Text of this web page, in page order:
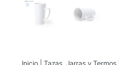
Inicio| Tazas, Jarras y Termos|